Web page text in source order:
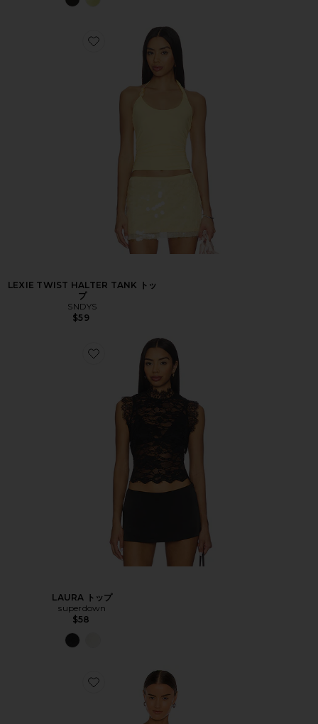
LEXIE TWIST HALTER TANK トッ
プ
SNDYS
$59
LAURA トップ
superdown
$58